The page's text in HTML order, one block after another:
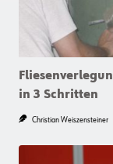
in 3 Schritten
Christian Weiszensteiner